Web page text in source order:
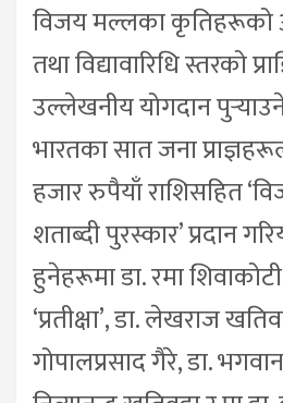
विजय मल्लका कृतिहरूको
तथा विद्यावारिधि स्तरको
उल्लेखनीय योगदान
भारतका सात जना
हजार रुपैयाँ राशिसहित
शताब्दी पुरस्कार’ प्रदान
हुनेहरूमा डा. रमा
‘प्रतीक्षा’, डा. लेखराज
गोपालप्रसाद गैरे, डा.